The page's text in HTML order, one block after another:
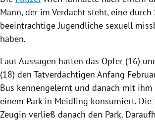
Mann, der im Verdacht steht, eine
beeinträchtige Jugendliche sexuell
haben.
Laut Aussagen hatten das Opfer (16)
(18) den Tatverdächtigen Anfang
Bus kennengelernt und danach mit ihm
einem Park in Meidling konsumiert. Die
Zeugin verließ danach den Park.